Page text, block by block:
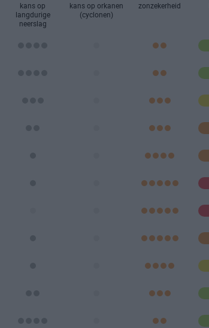
kans op
langdurige
neerslag
kans op orkanen
(cyclonen)
zonzekerheid